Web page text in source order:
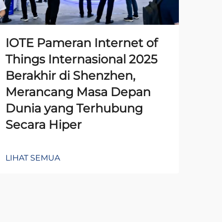
IOTE Pameran Internet of
Things Internasional 2025
Berakhir di Shenzhen,
Merancang Masa Depan
Dunia yang Terhubung
Secara Hiper
LIHAT SEMUA